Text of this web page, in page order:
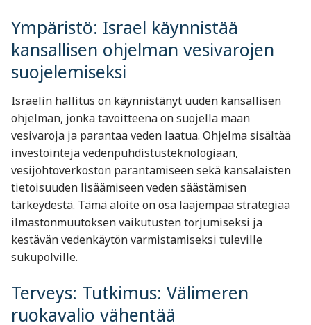
Ympäristö: Israel käynnistää
kansallisen ohjelman vesivarojen
suojelemiseksi
Israelin hallitus on käynnistänyt uuden kansallisen
ohjelman, jonka tavoitteena on suojella maan
vesivaroja ja parantaa veden laatua. Ohjelma sisältää
investointeja vedenpuhdistusteknologiaan,
vesijohtoverkoston parantamiseen sekä kansalaisten
tietoisuuden lisäämiseen veden säästämisen
tärkeydestä. Tämä aloite on osa laajempaa strategiaa
ilmastonmuutoksen vaikutusten torjumiseksi ja
kestävän vedenkäytön varmistamiseksi tuleville
sukupolville.
Terveys: Tutkimus: Välimeren
ruokavalio vähentää